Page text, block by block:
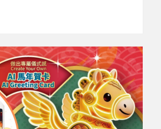
讓您與客戶群成為「好
，讓實體與虛擬世界的連結越來越緊
媒體如Facebook、Instragram、微
的眼球，成為各網站平台流量的來
的社群行銷環境？我們專業的團隊能
行銷策略，讓您有效吸引目標顧客的
眼球。